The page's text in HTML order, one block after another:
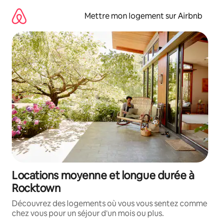
directement
contenu
Mettre mon logement sur Airbnb
Locations moyenne et longue durée à
Rocktown
Découvrez des logements où vous vous sentez comme
chez vous pour un séjour d'un mois ou plus.